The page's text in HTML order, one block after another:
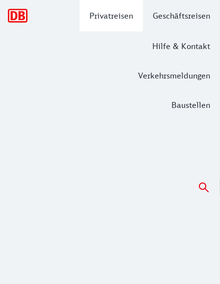
Privatreisen Geschäftsreisen
Hilfe & Kontakt
Verkehrsmeldungen
Baustellen